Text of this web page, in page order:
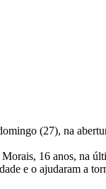
(27), na
16 anos, na
e o ajudaram a